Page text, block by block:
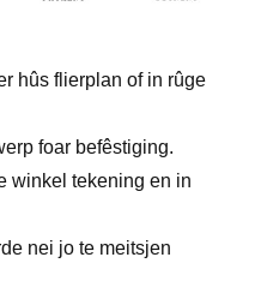
hûs flierplan of in rûge
foar befêstiging.
winkel tekening en in
nei jo te meitsjen